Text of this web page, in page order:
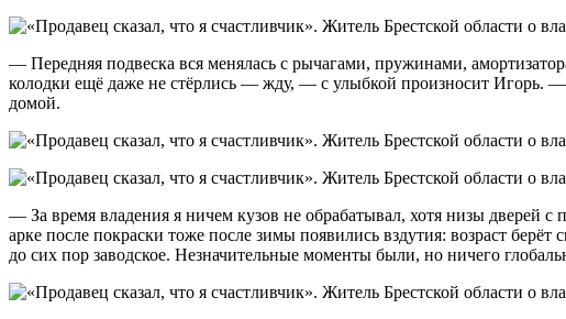
— Передняя подвеска вся менялась с рычагами, пружинами,
колодки ещё даже не стёрлись — жду, — с улыбкой произносит Игорь. —
домой.
— За время владения я ничем кузов не обрабатывал, хотя низы дверей
арке после покраски тоже после зимы появились вздутия: возраст
до сих пор заводское. Незначительные моменты были, но ничего